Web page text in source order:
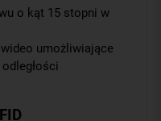
o kąt 15 stopni w
umożliwiające